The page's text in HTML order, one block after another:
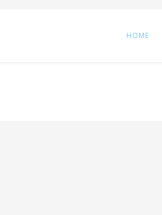
HOME